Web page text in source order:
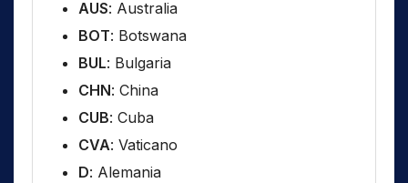
AUS: Australia
BOT: Botswana
BUL: Bulgaria
CHN: China
CUB: Cuba
CVA: Vaticano
D: Alemania